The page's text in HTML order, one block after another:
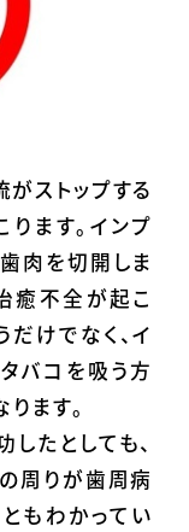
ストップする
ます。インプ
肉を切開しま
癒不全が起こ
だけでなく、イ
バコを吸う方
ます。
たとしても、
周りが歯周病
もわかってい